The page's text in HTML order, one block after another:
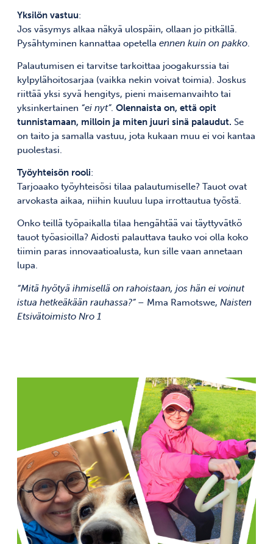
Yksilön vastuu:
Jos väsymys alkaa näkyä ulospäin, ollaan jo pitkällä.
Pysähtyminen kannattaa opetella ennen kuin on pakko
Palautumisen ei tarvitse tarkoittaa joogakurssia tai
kylpylähoitosarjaa (vaikka nekin voivat toimia). Joskus
riittää yksi syvä hengitys, pieni maisemanvaihto tai
yksinkertainen “ei nyt”. Olennaista on, että opit
tunnistamaan, milloin ja miten juuri sinä palaudut. Se
on taito ja samalla vastuu, jota kukaan muu ei voi kantaa
puolestasi.
Työyhteisön rooli:
Tarjoaako työyhteisösi tilaa palautumiselle? Tauot ovat
arvokasta aikaa, niihin kuuluu lupa irrottautua työstä.
Onko teillä työpaikalla tilaa hengähtää vai täyttyvätkö
tauot työasioilla? Aidosti palauttava tauko voi olla koko
tiimin paras innovaatioalusta, kun sille vaan annetaan
lupa.
“Mitä hyötyä ihmisellä on rahoistaan, jos hän ei voinut
istua hetkeäkään rauhassa?”– Mma Ramotswe, Naisten
Etsivätoimisto Nro 1